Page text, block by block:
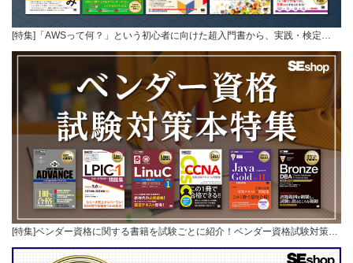
[特集]「AWSって何？」という初心者に向けた超入門書から、実践・検定…
[特集]ベンダー資格に関する書籍を試験ごとに紹介！ベンダー資格試験対策…